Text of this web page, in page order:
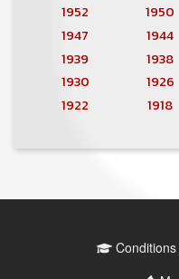
1952
1950
1947
1944
1939
1938
1930
1926
1922
1918